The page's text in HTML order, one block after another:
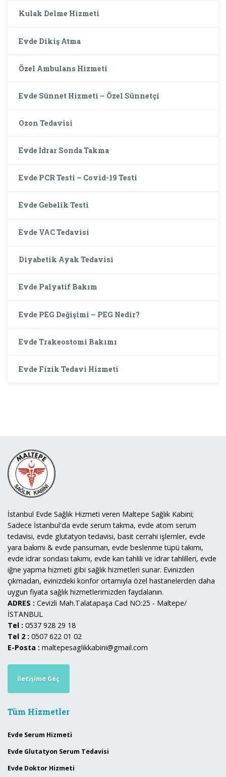
Kulak Delme Hizmeti
Evde Dikiş Atma
Özel Ambulans Hizmeti
Evde Sünnet Hizmeti – Özel Sünnetçi
Ozon Tedavisi
Evde İdrar Sonda Takma
Evde PCR Testi – Covid-19 Testi
Evde Gebelik Testi
Evde VAC Tedavisi
Diyabetik Ayak Tedavisi
Evde Palyatif Bakım
Evde PEG Değişimi – PEG Nedir?
Evde Trakeostomi Bakımı
Evde Fizik Tedavi Hizmeti
İstanbul Evde Sağlık Hizmeti veren Maltepe Sağlık Kabini;
Sadece İstanbul'da evde serum takma, evde atom serum
tedavisi, evde glutatyon tedavisi, basit cerrahi işlemler, evde
yara bakımı & evde pansuman, evde beslenme tüpü takımı,
evde idrar sondası takımı, evde kan tahlili ve idrar tahlilleri, evde
iğne yapma hizmeti gibi sağlık hizmetleri sunar. Evinizden
çıkmadan, evinizdeki konfor ortamıyla özel hastanelerden daha
uygun fiyata sağlık hizmetlerimizden faydalanın.
ADRES : Cevizli Mah.Talatapaşa Cad NO:25 - Maltepe/
İSTANBUL
Tel : 0537 928 29 18
Tel 2 : 0507 622 01 02
E-Posta : maltepesaglikkabini@gmail.com
İletişime Geç
Tüm Hizmetler
Evde Serum Hizmeti
Evde Glutatyon Serum Tedavisi
Evde Doktor Hizmeti